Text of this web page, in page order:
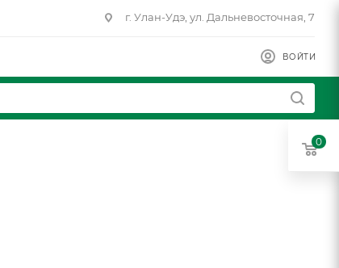
г. Улан-Удэ, ул. Дальневосточная, 7
ВОЙТИ
0